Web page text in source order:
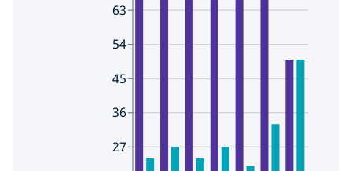
27
36
45
54
63